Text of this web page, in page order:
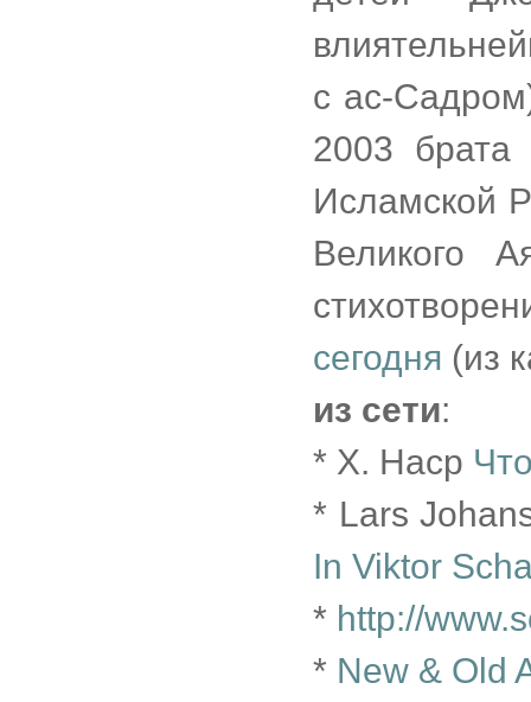
с ас-
2003 брата
Исламской
Великого
сегодня (из
из сети:
* Х. Наср
* Lars
In Viktor
* http://
* New & Old